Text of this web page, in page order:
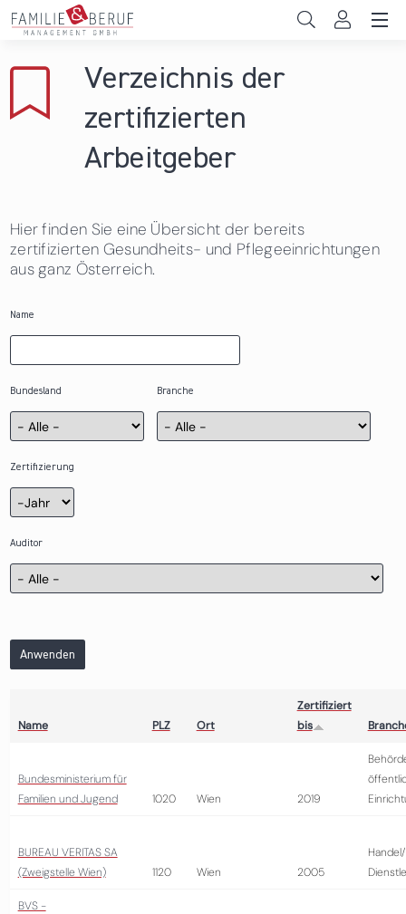
Direkt zum Inhalt
Gemeinden
Das sind wir
News & Events
Verzeichnis der
zertifizierten
Arbeitgeber
Hier finden Sie eine Übersicht der bereits
zertifizierten Gesundheits- und Pflegeeinrichtungen
aus ganz Österreich.
Name
Bundesland Branche
Zertifizierung
Zertifizierung
Jahr
Auditor
Anwenden
Name PLZ Ort
Zertifiziert
bis
Bundesministerium für
Familien und Jugend
1020 Wien 2019
BUREAU VERITAS SA
(Zweigstelle Wien)
1120 Wien 2005
Handel/
BVS -